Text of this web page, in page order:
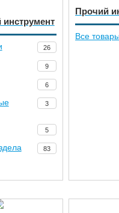
26
9
6
3
5
83
Прочий
Все